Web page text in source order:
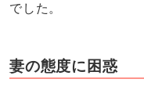
でした。
妻の態度に困惑